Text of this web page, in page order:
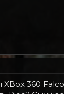
360